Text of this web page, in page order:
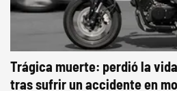
Trágica muerte: perdió la
tras sufrir un accidente en